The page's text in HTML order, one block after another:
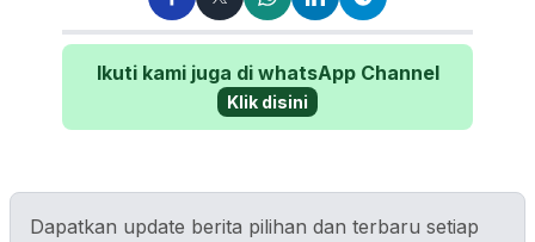
Ikuti kami juga di whatsApp Channel
Klik disini
Dapatkan update berita pilihan dan terbaru setiap